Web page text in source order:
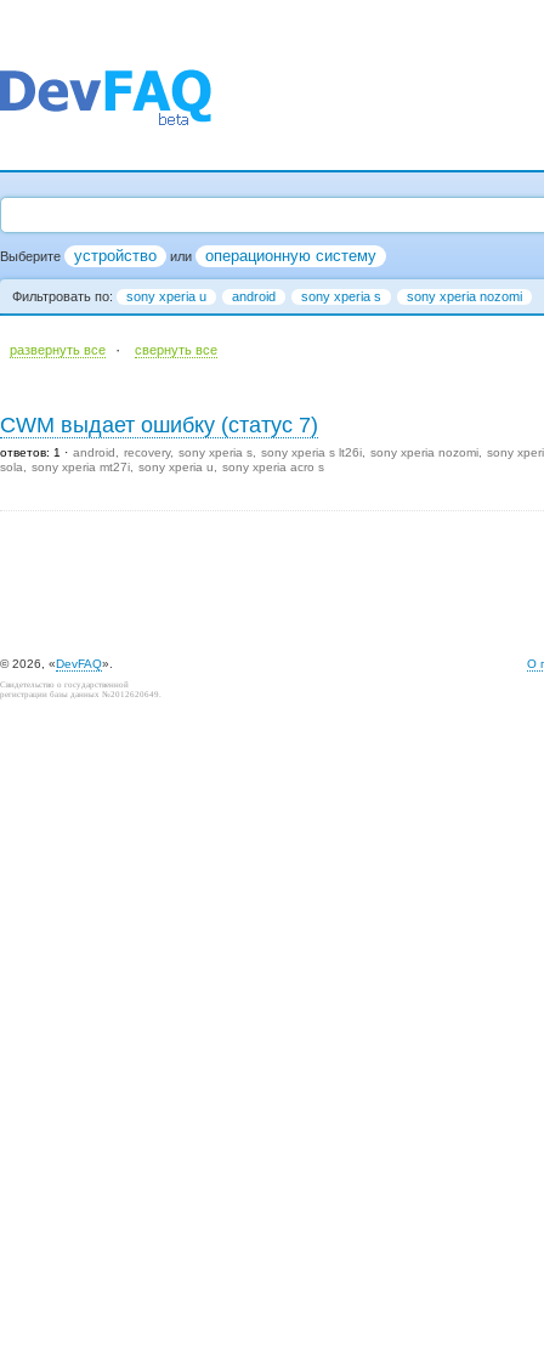
Выберите устройство или операционную систему
Фильтровать по: sony xperia u android sony xperia s sony xperia nozomi
развернуть все · cвернуть все
CWM выдает ошибку (статус 7)
ответов: 1 android recovery sony xperia s sony xperia s lt26i sony xperia nozomi
sony
sola
sony xperia mt27i sony xperia u sony xperia acro s
© 2026, «DevFAQ». О
Свидетельство о государственной
регистрации базы данных №2012620649.